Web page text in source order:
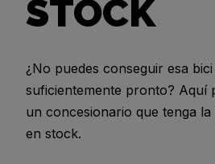
STOCK
¿No puedes conseguir esa
suficientemente pronto? Aquí
un concesionario que tenga
en stock.